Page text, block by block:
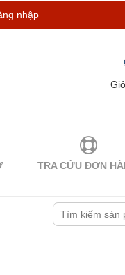
nhập
TRA CỨU ĐƠN